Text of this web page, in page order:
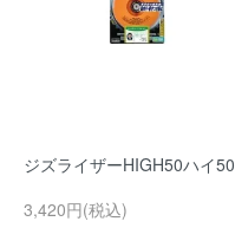
ジズライザーHIGH50ハイ50
3,420円(税込)